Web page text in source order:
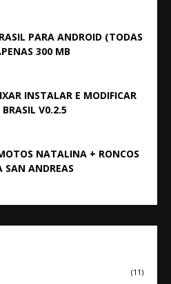
PARA ANDROID (TODAS
300 MB
INSTALAR E MODIFICAR
V0.2.5
NATALINA + RONCOS
SAN ANDREAS
(11)